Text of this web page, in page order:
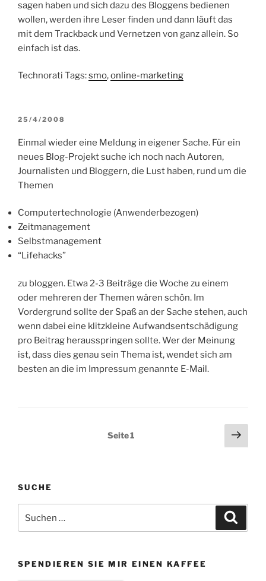
sagen haben und sich dazu des Bloggens bedienen
wollen, werden ihre Leser finden und dann läuft das
mit dem Trackback und Vernetzen von ganz allein. So
einfach ist das.
Technorati Tags:smo,online-marketing
VERÖFFENTLICHT
25/4/2008
Einmal wieder eine Meldung in eigener Sache. Für ein
neues Blog-Projekt suche ich noch nach Autoren,
Journalisten und Bloggern, die Lust haben, rund um die
Themen
Computertechnologie (Anwenderbezogen)
Zeitmanagement
Selbstmanagement
“Lifehacks”
zu bloggen. Etwa 2-3 Beiträge die Woche zu einem
oder mehreren der Themen wären schön. Im
Vordergrund sollte der Spaß an der Sache stehen, auch
wenn dabei eine klitzkleine Aufwandsentschädigung
pro Beitrag herausspringen sollte. Wer der Meinung
ist, dass dies genau sein Thema ist, wendet sich am
besten an die im Impressum genannte E-Mail.
Seitennummerierung
Seite1
SUCHE
nach:
SPENDIEREN SIE MIR EINEN KAFFEE